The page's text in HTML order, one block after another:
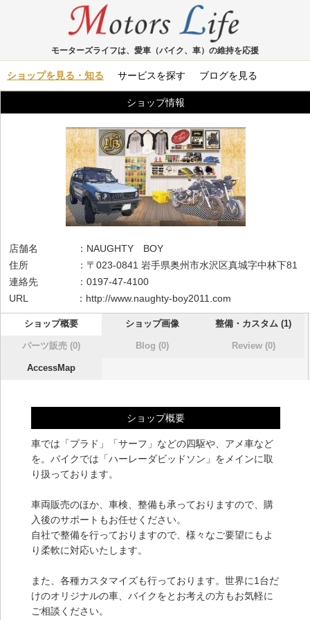
モーターズライフは、愛車（バイク、車）の維持を応援
ショップを見る・知る サービスを探す ブログを見る
ショップ情報
店舗名 ：NAUGHTY BOY
住所 ：〒023-0841 岩手県奥州市水沢区真城字中林下81
連絡先 ：0197-47-4100
URL ： http://www.naughty-boy2011.com
ショップ概要 ショップ画像 整備・カスタム (1)
パーツ販売 (0) Blog (0) Review (0)
AccessMap
ショップ概要
車では「プラド」「サーフ」などの四駆や、アメ車など
を。バイクでは「ハーレーダビッドソン」をメインに取
り扱っております。
車両販売のほか、車検、整備も承っておりますので、購
入後のサポートもお任せください。
自社で整備を行っておりますので、様々なご要望にもよ
り柔軟に対応いたします。
また、各種カスタマイズも行っております。世界に1台だ
けのオリジナルの車、バイクをとお考えの方もお気軽に
ご相談ください。